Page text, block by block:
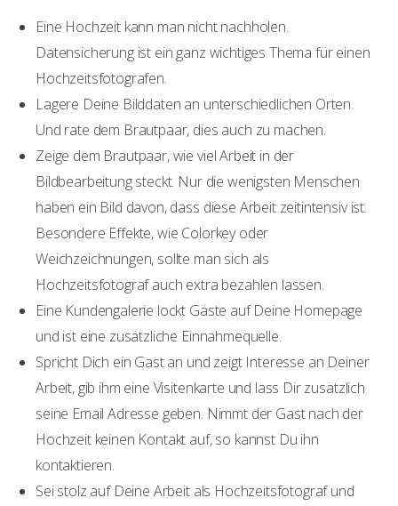
Eine Hochzeit kann man nicht nachholen.
Datensicherung ist ein ganz wichtiges Thema für einen
Hochzeitsfotografen.
Lagere Deine Bilddaten an unterschiedlichen Orten.
Und rate dem Brautpaar, dies auch zu machen.
Zeige dem Brautpaar, wie viel Arbeit in der
Bildbearbeitung steckt. Nur die wenigsten Menschen
haben ein Bild davon, dass diese Arbeit zeitintensiv ist.
Besondere Effekte, wie Colorkey oder
Weichzeichnungen, sollte man sich als
Hochzeitsfotograf auch extra bezahlen lassen.
Eine Kundengalerie lockt Gäste auf Deine Homepage
und ist eine zusätzliche Einnahmequelle.
Spricht Dich ein Gast an und zeigt Interesse an Deiner
Arbeit, gib ihm eine Visitenkarte und lass Dir zusätzlich
seine Email Adresse geben. Nimmt der Gast nach der
Hochzeit keinen Kontakt auf, so kannst Du ihn
kontaktieren.
Sei stolz auf Deine Arbeit als Hochzeitsfotograf und